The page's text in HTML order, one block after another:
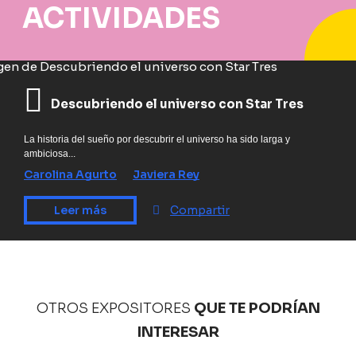
ACTIVIDADES
Descubriendo el universo con Star Tres
La historia del sueño por descubrir el universo ha sido larga y
ambiciosa...
Carolina Agurto Javiera Rey
Leer más Compartir
OTROS EXPOSITORES QUE TE PODRÍAN
INTERESAR